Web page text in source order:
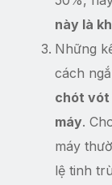
này là
Những
cách
chót vót
máy.
máy
lệ tinh